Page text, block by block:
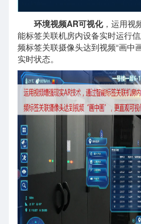
环境视频AR可视化，运用视
能标签关联机房内设备实时运行
频标签关联摄像头达到视频“画中
实时状态。